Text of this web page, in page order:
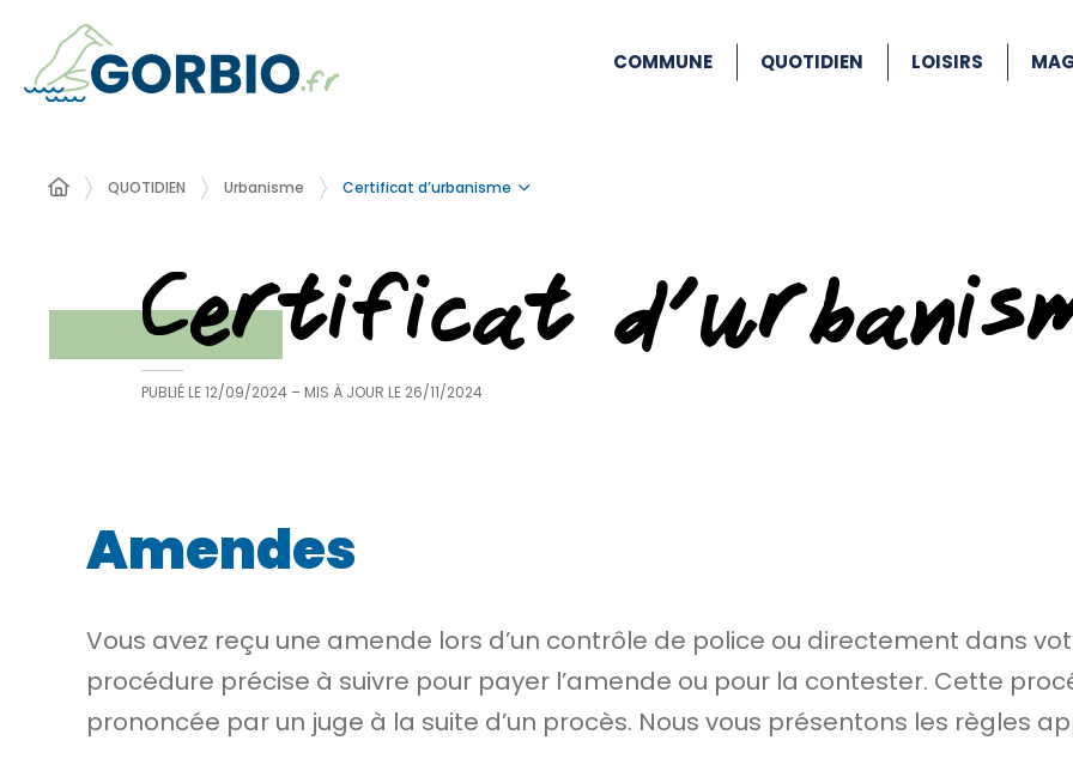
COMMUNE QUOTIDIEN LOISIRS
QUOTIDIEN Urbanisme Certificat d’urbanisme
Certificat
PUBLIÉ LE12/09/2024 – MIS À JOUR LE 26/11/2024
Amendes
Vous avez reçu une amende lors d’un contrôle de police ou directement dans
procédure précise à suivre pour payer l’amende ou pour la contester. Cette
prononcée par un juge à la suite d’un procès. Nous vous présentons les règles